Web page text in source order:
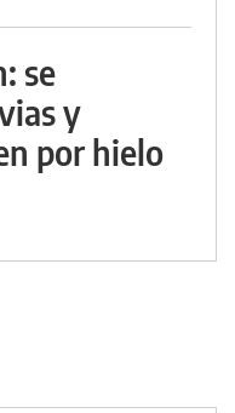
se
y
por hielo